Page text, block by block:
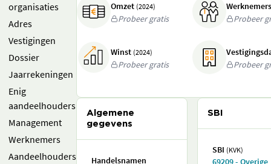
organisaties
Adres
Vestigingen
Dossier
Jaarrekeningen
Enig
aandeelhouders
Management
Werknemers
Aandeelhouders
Omzet (2024)
Probeer gratis
Probeer
Winst (2024)
Probeer gratis
Probeer
Algemene
gegevens
Handelsnamen
SBI
SBI (KVK)
69209 - Overige